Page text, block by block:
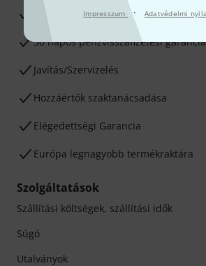
Impresszum · Adatvédelmi
3 éves Thomann-garancia
30 napos pénzvisszafizetési garancia
Javítás/Szervizelés
Hozzáértők szaktanácsadása
Elégedettségi Garancia
Európa legnagyobb termékraktára
Szolgáltatások
Szállítási költségek, szállítási idők
Súgó
Utalványok